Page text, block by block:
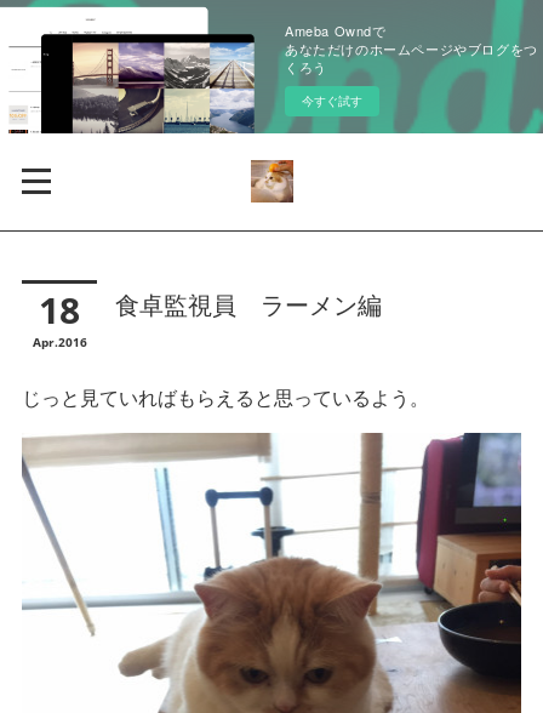
Ameba Owndで
あなただけのホームページやブログをつ
くろう
今すぐ試す
18
Apr 2016
食卓監視員 ラーメン編
じっと見ていればもらえると思っているよう。